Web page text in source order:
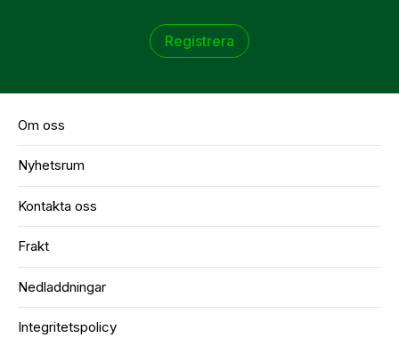
Registrera
Om oss
Nyhetsrum
Kontakta oss
Frakt
Nedladdningar
Integritetspolicy